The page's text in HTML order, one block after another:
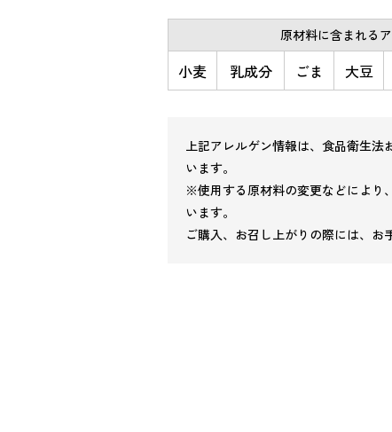
原材料に含まれる
小麦 乳成分 ごま 大豆
上記アレルゲン情報は、食品衛生法
います。
※使用する原材料の変更などにより
います。
ご購入、お召し上がりの際には、お